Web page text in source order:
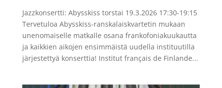
Jazzkonsertti: Abysskiss torstai 19.3.2026 17:30-19:15
Tervetuloa Abysskiss-ranskalaiskvartetin mukaan
unenomaiselle matkalle osana frankofoniakuukautta
ja kaikkien aikojen ensimmäistä uudella instituutilla
järjestettyä konserttia! Institut français de Finlande...